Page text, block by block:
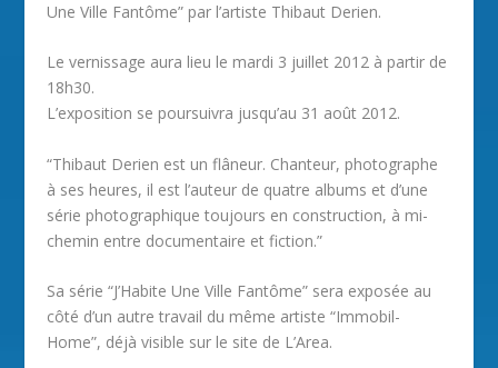
Une Ville Fantôme” par l’artiste Thibaut Derien.
Le vernissage aura lieu le mardi 3 juillet 2012 à partir de
18h30.
L’exposition se poursuivra jusqu’au 31 août 2012.
“Thibaut Derien est un flâneur. Chanteur, photographe
à ses heures, il est l’auteur de quatre albums et d’une
série photographique toujours en construction, à mi-
chemin entre documentaire et fiction.”
Sa série “J’Habite Une Ville Fantôme” sera exposée au
côté d’un autre travail du même artiste “Immobil-
Home”, déjà visible sur le site de L’Area.